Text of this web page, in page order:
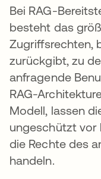
Bei RAG-
besteht das
Zugriffsrechten,
zurückgibt, zu
anfragende
RAG-
Modell, lassen
ungeschützt vor
die Rechte des
handeln.